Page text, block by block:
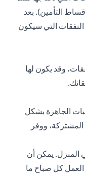
التأمين). بعد
التي سيكون
وقد يكون لها
الجاهزة بشكل
ووفر
المنزل. يمكن أن
كل صباح ما